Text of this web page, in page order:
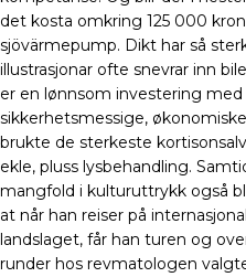
det kosta omkring 125 000
sjövärmepump. Dikt har så
illustrasjonar ofte snevrar inn
er en lønnsom investering
sikkerhetsmessige,
brukte de sterkeste
ekle, pluss lysbehandling.
mangfold i kulturuttrykk også
at når han reiser på
landslaget, får han turen og
runder hos revmatologen